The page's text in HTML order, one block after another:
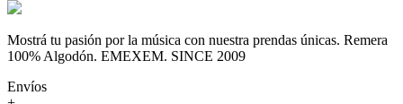
Mostrá tu pasión por la música con nuestra prendas únicas. Remera
100% Algodón. EMEXEM. SINCE 2009
Envíos